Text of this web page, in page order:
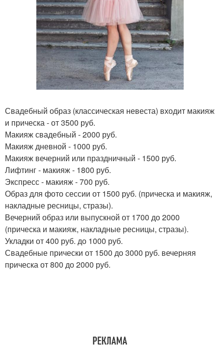
Свадебный образ (классическая невеста) входит макияж
и прическа - от 3500 руб.
Макияж свадебный - 2000 руб.
Макияж дневной - 1000 руб.
Макияж вечерний или праздничный - 1500 руб.
Лифтинг - макияж - 1800 руб.
Экспресс - макияж - 700 руб.
Образ для фото сессии от 1500 руб. (прическа и макияж,
накладные ресницы, стразы).
Вечерний образ или выпускной от 1700 до 2000
(прическа и макияж, накладные ресницы, стразы).
Укладки от 400 руб. до 1000 руб.
Свадебные прически от 1500 до 3000 руб. вечерняя
прическа от 800 до 2000 руб.